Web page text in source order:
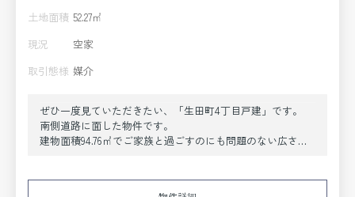
土地面積 52.27㎡
現況
空家
取引態様 媒介
ぜひ一度見ていただきたい、「生田町4丁目戸建」です。
南側道路に面した物件です。
建物面積94.76㎡でご家族と過ごすのにも問題のない広さで
快適なお住まいを見つけて、新しい生活をスタートさせま